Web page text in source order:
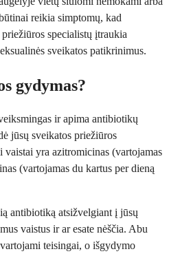
reikia simptomų, kad
specialistų įtraukia
sveikatos patikrinimus.
gydymas?
ir apima antibiotikų
jūsų sveikatos priežiūros
vaistai yra azitromicinas (vartojamas
(vartojamas du kartus per dieną
antibiotiką atsižvelgiant į jūsų
vaistus ir ar esate nėščia. Abu
teisingai, o išgydymo